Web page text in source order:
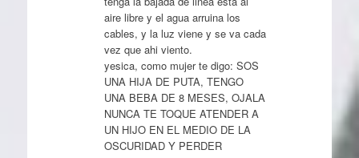
aire libre y el agua arruina los
cables, y la luz viene y se va cada
vez que ahi viento.
yesica, como mujer te digo: SOS
UNA HIJA DE PUTA, TENGO
UNA BEBA DE 8 MESES, OJALA
NUNCA TE TOQUE ATENDER A
UN HIJO EN EL MEDIO DE LA
OSCURIDAD Y PERDER